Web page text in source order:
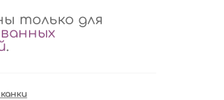
только для
.